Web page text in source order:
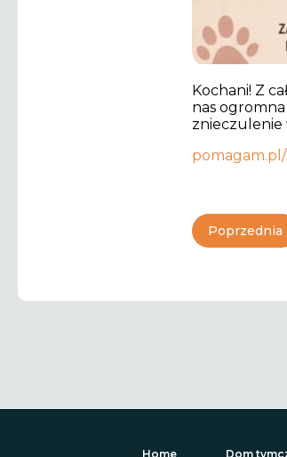
Kochani! Z
nas
znieczulenie
Poprzednia
Home Dom